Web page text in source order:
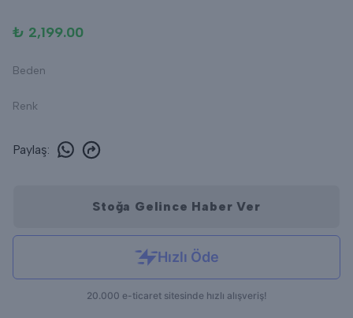
₺ 2,199.00
Beden
Renk
Paylaş:
Stoğa Gelince Haber Ver